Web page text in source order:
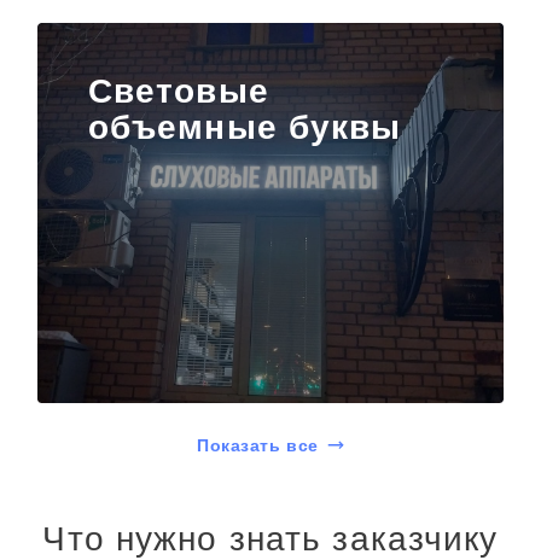
Световые
объемные буквы
Показать все
Что нужно знать заказчику